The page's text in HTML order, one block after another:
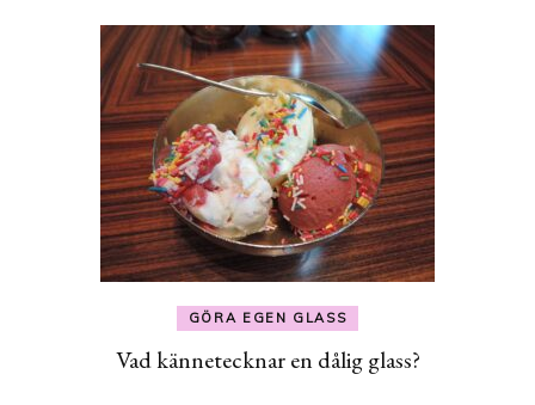
GÖRA EGEN GLASS
Vad kännetecknar en dålig glass?